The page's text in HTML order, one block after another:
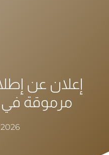
مرموقة في